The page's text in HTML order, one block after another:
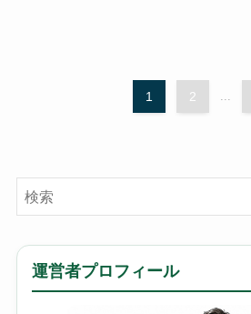
1 2 ...
運営者プロフィール